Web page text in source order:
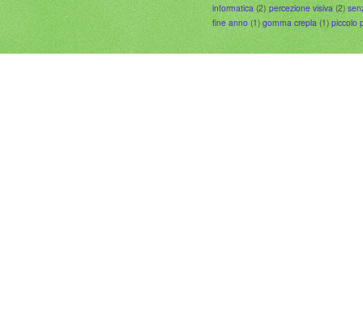
informatica (2) percezione visiva (2)
fine anno (1) gomma crepla (1) piccolo